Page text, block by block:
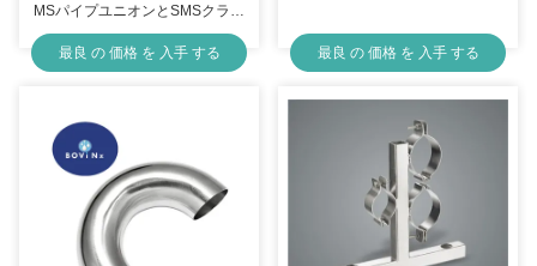
MSパイプユニオンとSMSクラン
プユニオン Ra ≤ 0.8 μm 表面仕
上げ 3-A衛生基準を満たす
最良 の 価格 を 入手 する 最良 の 価格 を 入手 する